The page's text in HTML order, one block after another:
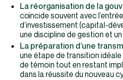
La réorganisation de la
coïncide souvent avec
d’investissement (capital-
une discipline de gestion et
La préparation d’une
une étape de transition
de témoin tout en restant
dans la réussite du nouveau